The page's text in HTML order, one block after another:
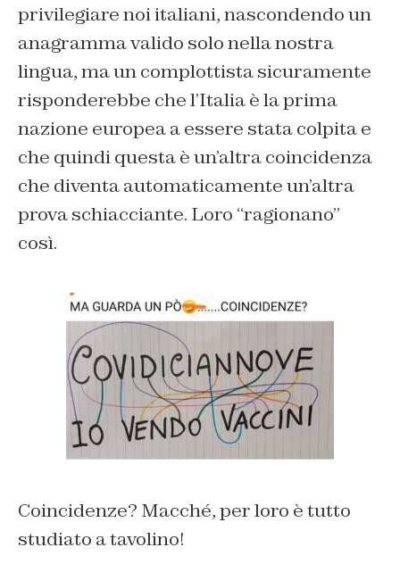
privilegiare noi italiani, nascondendo un
anagramma valido solo nella nostra
lingua, ma un complottista sicuramente
risponderebbe che l’Italia è la prima
nazione europea a essere stata colpita e
che quindi questa è un’altra coincidenza
che diventa automaticamente un’altra
prova schiacciante. Loro “ragionano”
così.
Coincidenze? Macché, per loro è tutto
studiato a tavolino!